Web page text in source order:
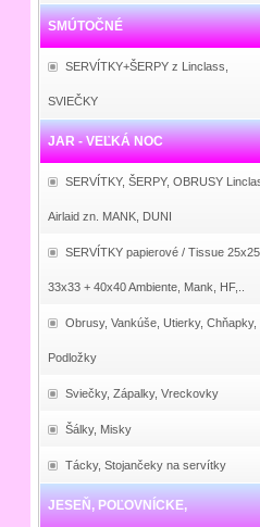
SMÚTOČNÉ
SERVÍTKY+ŠERPY z Linclass,
SVIEČKY
JAR - VEĽKÁ NOC
SERVÍTKY, ŠERPY, OBRUSY
Airlaid zn. MANK, DUNI
SERVÍTKY papierové / Tissue
33x33 + 40x40 Ambiente, Mank, HF,..
Obrusy, Vankúše, Utierky, Chňapky,
Podložky
Sviečky, Zápalky, Vreckovky
Šálky, Misky
Tácky, Stojančeky na servítky
JESEŇ, POĽOVNÍCKE,